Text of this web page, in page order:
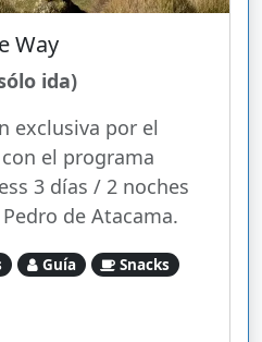
Way
ida)
exclusiva por el
el programa
3 días / 2 noches
de Atacama.
Guía Snacks